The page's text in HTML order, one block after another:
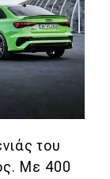
του
Με 400